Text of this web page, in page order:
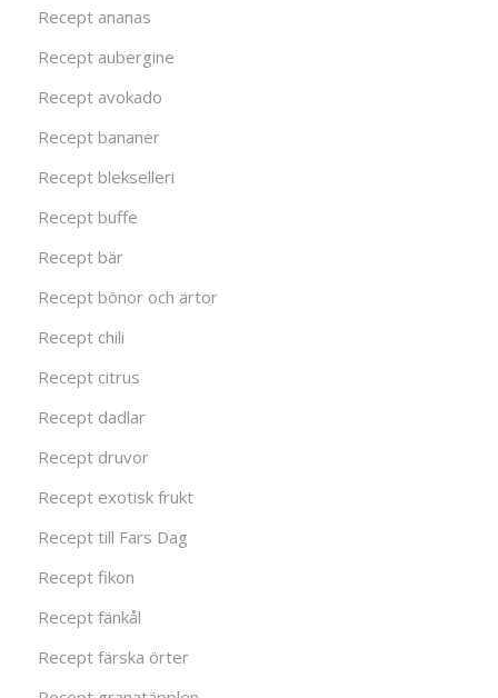
Recept ananas
Recept aubergine
Recept avokado
Recept bananer
Recept blekselleri
Recept buffe
Recept bär
Recept bönor och ärtor
Recept chili
Recept citrus
Recept dadlar
Recept druvor
Recept exotisk frukt
Recept till Fars Dag
Recept fikon
Recept fänkål
Recept färska örter